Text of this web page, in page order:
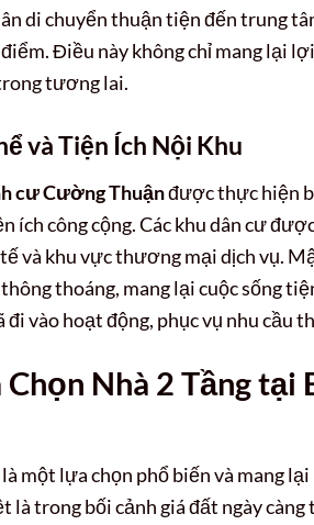
di chuyển thuận tiện đến trung
Điều này không chỉ mang lại
tương lai.
và Tiện Ích Nội Khu
cư Cường Thuậnđược thực hiện
ích công cộng. Các khu dân cư
và khu vực thương mại dịch vụ.
thoáng, mang lại cuộc sống
vào hoạt động, phục vụ nhu cầu
Nhà 2 Tầng tại
một lựa chọn phổ biến và mang
là trong bối cảnh giá đất ngày càng